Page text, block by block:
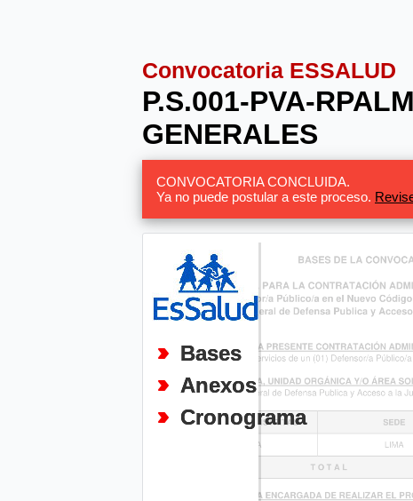
Convocatoria ESSALUD
P.S.001-PVA-
GENERALES
CONVOCATORIA CONCLUIDA.
Ya no puede postular a este proceso.
Bases
Anexos
Cronograma